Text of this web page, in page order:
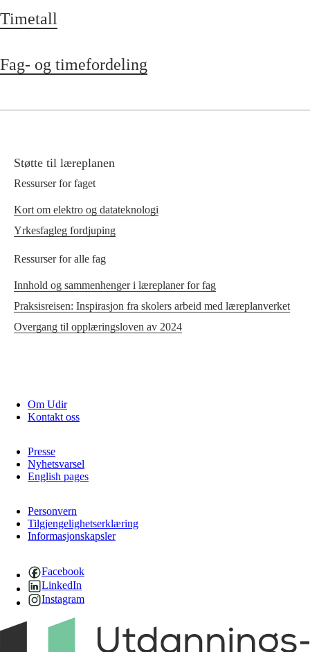
Timetall
Fag- og timefordeling
Støtte til læreplanen
Ressurser for faget
Kort om elektro og datateknologi
Yrkesfagleg fordjuping
Ressurser for alle fag
Innhold og sammenhenger i læreplaner for fag
Praksisreisen: Inspirasjon fra skolers arbeid med læreplanverket
Overgang til opplæringsloven av 2024
Om Udir
Kontakt oss
Presse
Nyhetsvarsel
English pages
Personvern
Tilgjengelighetserklæring
Informasjonskapsler
Facebook
LinkedIn
Instagram